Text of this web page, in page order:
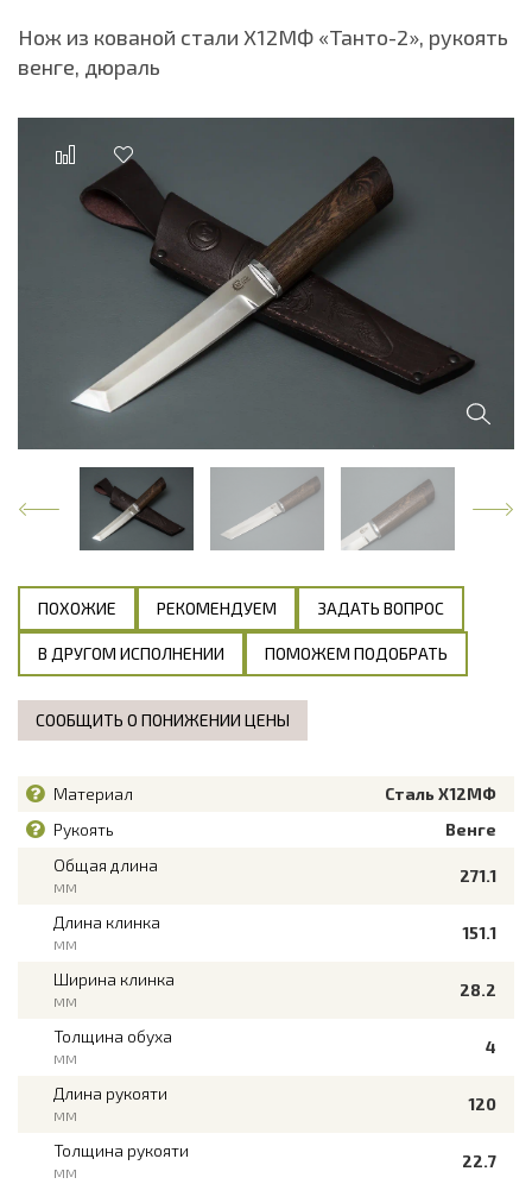
Нож из кованой стали Х12МФ «Танто-2», рукоять
венге, дюраль
ПОХОЖИЕ РЕКОМЕНДУЕМ ЗАДАТЬ ВОПРОС
В ДРУГОМ ИСПОЛНЕНИИ ПОМОЖЕМ ПОДОБРАТЬ
СООБЩИТЬ О ПОНИЖЕНИИ ЦЕНЫ
Материал
Сталь Х12МФ
Рукоять
Венге
Общая длина
мм
271.1
Длина клинка
мм
151.1
Ширина клинка
мм
28.2
Толщина обуха
мм
4
Длина рукояти
мм
120
Толщина рукояти
мм
22.7